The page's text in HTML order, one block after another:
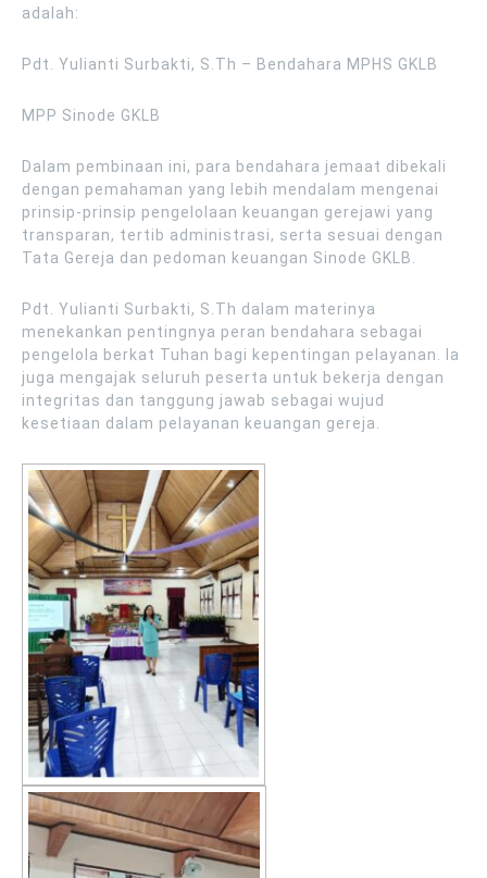
adalah:
Pdt. Yulianti Surbakti, S.Th – Bendahara MPHS GKLB
MPP Sinode GKLB
Dalam pembinaan ini, para bendahara jemaat dibekali
dengan pemahaman yang lebih mendalam mengenai
prinsip-prinsip pengelolaan keuangan gerejawi yang
transparan, tertib administrasi, serta sesuai dengan
Tata Gereja dan pedoman keuangan Sinode GKLB.
Pdt. Yulianti Surbakti, S.Th dalam materinya
menekankan pentingnya peran bendahara sebagai
pengelola berkat Tuhan bagi kepentingan pelayanan. Ia
juga mengajak seluruh peserta untuk bekerja dengan
integritas dan tanggung jawab sebagai wujud
kesetiaan dalam pelayanan keuangan gereja.